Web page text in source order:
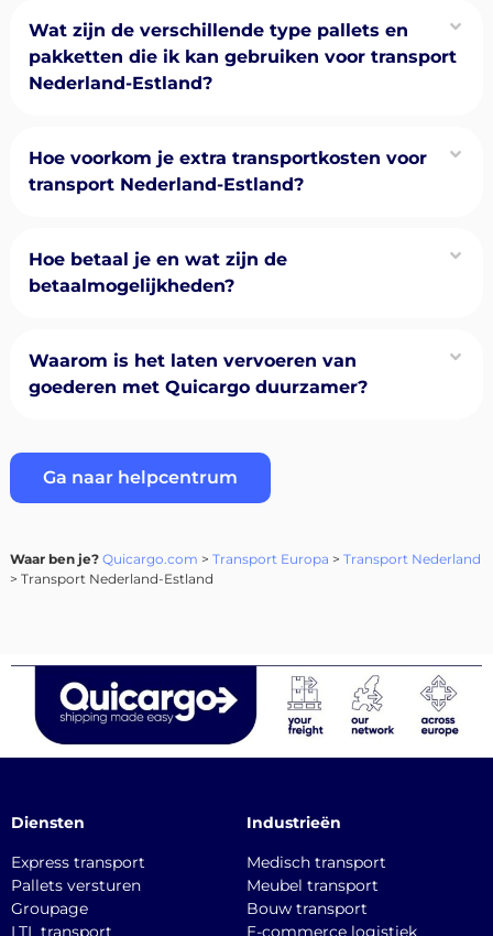
Wat zijn de verschillende type pallets en
pakketten die ik kan gebruiken voor transport
Nederland-Estland?
Hoe voorkom je extra transportkosten voor
transport Nederland-Estland?
Hoe betaal je en wat zijn de
betaalmogelijkheden?
Waarom is het laten vervoeren van
goederen met Quicargo duurzamer?
Ga naar helpcentrum
Waar ben je? Quicargo.com > Transport Europa > Transport Nederland
> Transport Nederland-Estland
Diensten
Express transport
Pallets versturen
Groupage
LTL transport
Industrieën
Medisch transport
Meubel transport
Bouw transport
E-commerce logistiek